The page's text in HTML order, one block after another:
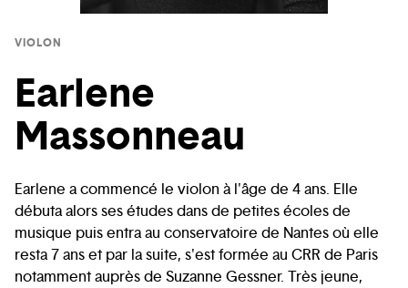
VIOLON
Earlene
Massonneau
Earlene a commencé le violon à l'âge de 4 ans. Elle
débuta alors ses études dans de petites écoles de
musique puis entra au conservatoire de Nantes où elle
resta 7 ans et par la suite, s'est formée au CRR de Paris
notamment auprès de Suzanne Gessner. Très jeune,